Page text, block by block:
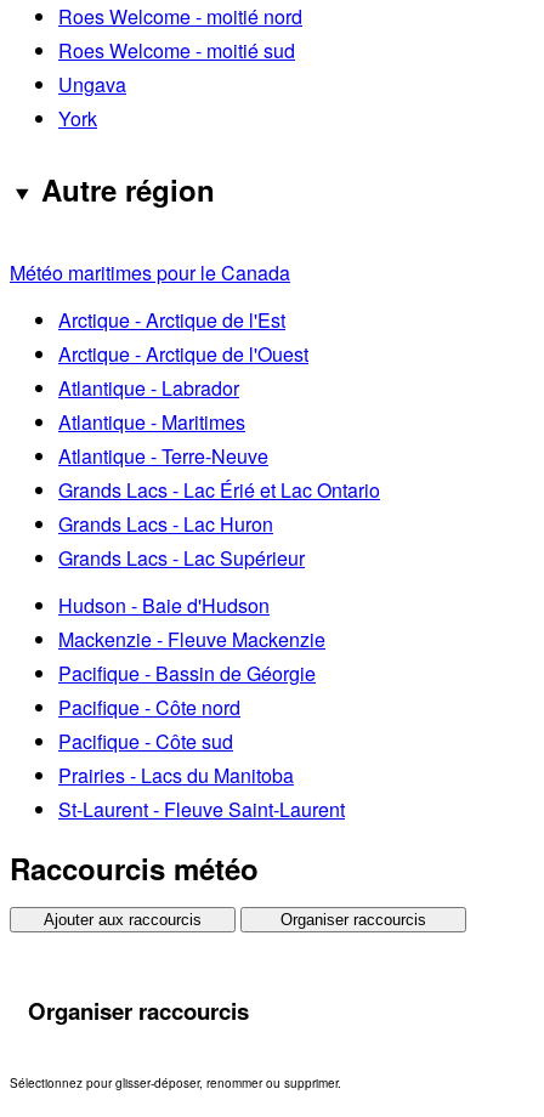
Roes Welcome - moitié nord
Roes Welcome - moitié sud
Ungava
York
Autre région
Météo maritimes pour le Canada
Arctique - Arctique de l'Est
Arctique - Arctique de l'Ouest
Atlantique - Labrador
Atlantique - Maritimes
Atlantique - Terre-Neuve
Grands Lacs - Lac Érié et Lac Ontario
Grands Lacs - Lac Huron
Grands Lacs - Lac Supérieur
Hudson - Baie d'Hudson
Mackenzie - Fleuve Mackenzie
Pacifique - Bassin de Géorgie
Pacifique - Côte nord
Pacifique - Côte sud
Prairies - Lacs du Manitoba
St-Laurent - Fleuve Saint-Laurent
Raccourcis météo
Ajouter aux raccourcis Organiser raccourcis
Organiser raccourcis
Sélectionnez pour glisser-déposer, renommer ou supprimer.